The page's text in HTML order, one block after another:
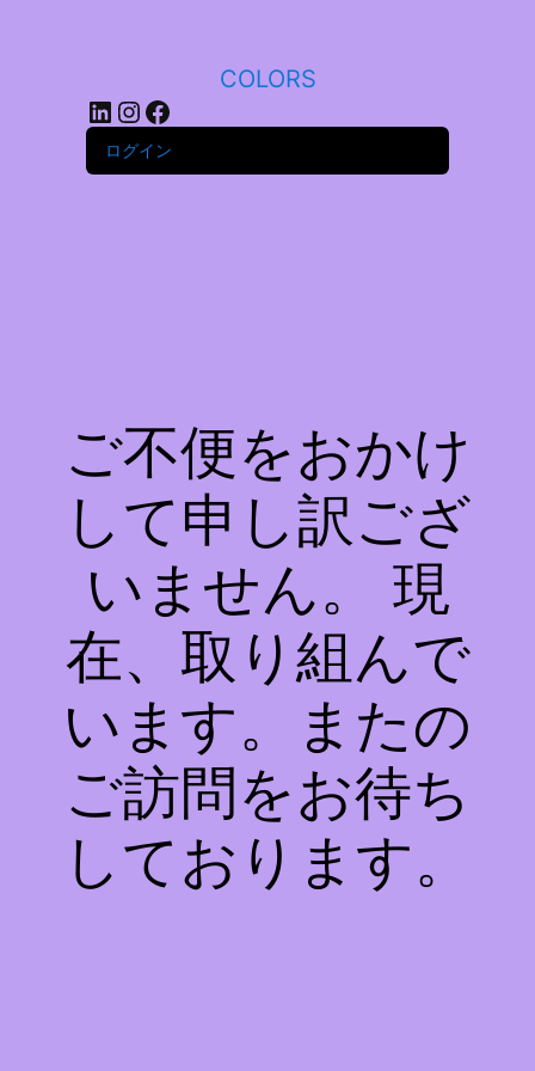
COLORS
LinkedIn
Instagram
Facebook
ログイン
ご不便をおかけ
して申し訳ござ
いません。 現
在、取り組んで
います。またの
ご訪問をお待ち
しております。